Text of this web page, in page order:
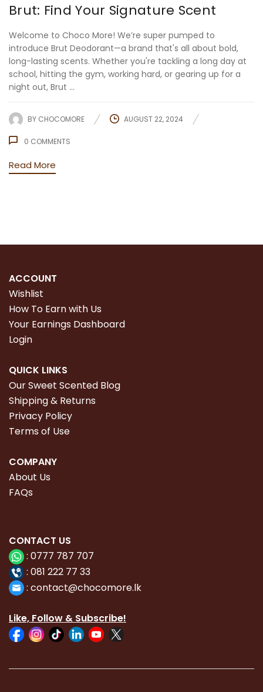
Brut: Find Your Signature Scent
Welcome to Choco More! We’re super pumped to
introduce Brut Deodorant—a brand that's all about bold,
long-lasting scents. Whether you're tackling a long day at
school, hitting the gym, working hard, or gearing up for a
night out, Brut ...
BY CHOCOMORE AUGUST 22, 2024
0 COMMENTS
Read More
ACCOUNT
Wishlist
How To Earn with Us
Your Earnings Dashboard
Login
QUICK LINKS
Our Sweet Scented Blog
Shipping & Returns
Privacy Policy
Terms of Use
COMPANY
About Us
FAQs
CONTACT US
: 0777 787 707
: 081 222 77 33
: contact@chocomore.lk
Like, Follow & Subscribe!